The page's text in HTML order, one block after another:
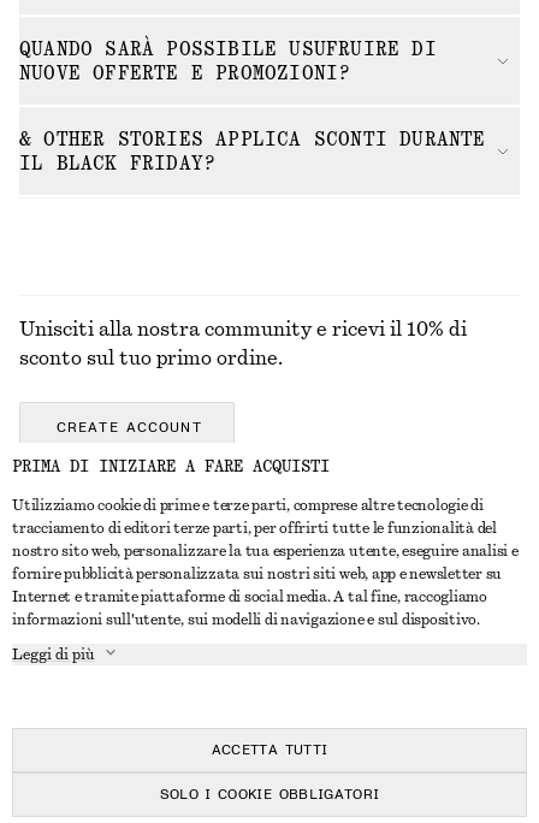
QUANDO SARÀ POSSIBILE USUFRUIRE DI
NUOVE OFFERTE E PROMOZIONI?
& OTHER STORIES APPLICA SCONTI DURANTE
IL BLACK FRIDAY?
CONTATTACI
Contattaci
Trova punti vendita
Affiliati
Instagram
Pinterest
SERVIZIO CLIENTI
Domande frequenti
INFORMAZIONI
In fase di realizzazione
Unisciti alla nostra community e ricevi il 10% di
sconto sul tuo primo ordine.
CREATE ACCOUNT
PRIMA DI INIZIARE A FARE ACQUISTI
Utilizziamo cookie di prime e terze parti, comprese altre tecnologie di
tracciamento di editori terze parti, per offrirti tutte le funzionalità del
nostro sito web, personalizzare la tua esperienza utente, eseguire analisi e
fornire pubblicità personalizzata sui nostri siti web, app e newsletter su
Internet e tramite piattaforme di social media. A tal fine, raccogliamo
informazioni sull'utente, sui modelli di navigazione e sul dispositivo.
Leggi di più
ACCETTA TUTTI
SOLO I COOKIE OBBLIGATORI